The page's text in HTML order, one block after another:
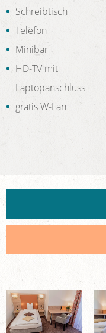
Schreibtisch
Telefon
Minibar
HD-TV mit
Laptopanschluss
gratis W-Lan